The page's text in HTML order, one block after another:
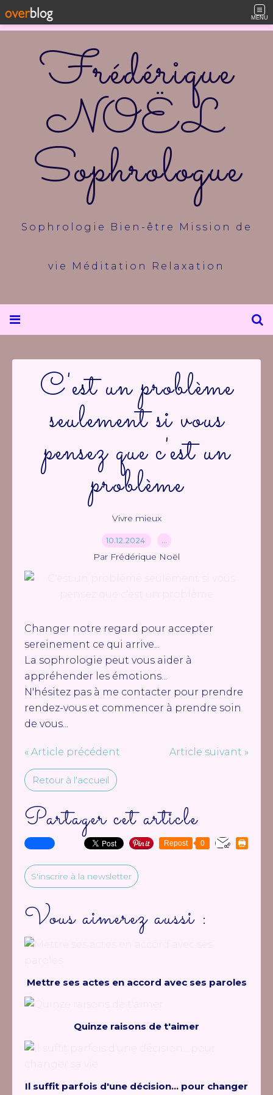
MENU
Frédérique
NOËL
Sophrologue
Sophrologie Bien-être Mission de
vie Méditation Relaxation
C'est un problème
seulement si vous
pensez que c'est un
problème
Vivre mieux
10.12.2024 …
Par Frédérique Noël
Changer notre regard pour accepter
sereinement ce qui arrive...
La sophrologie peut vous aider à
appréhender les émotions...
N'hésitez pas à me contacter pour prendre
rendez-vous et commencer à prendre soin
de vous...
« Article précédent Article suivant »
Retour à l'accueil
Partager cet article
Repost 0
S'inscrire à la newsletter
Vous aimerez aussi :
Mettre ses actes en accord avec ses paroles
Quinze raisons de t'aimer
Il suffit parfois d'une décision... pour changer